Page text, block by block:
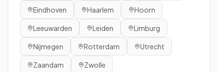
Eindhoven Haarlem Hoorn
Leeuwarden Leiden Limburg
Nijmegen Rotterdam Utrecht
Zaandam Zwolle